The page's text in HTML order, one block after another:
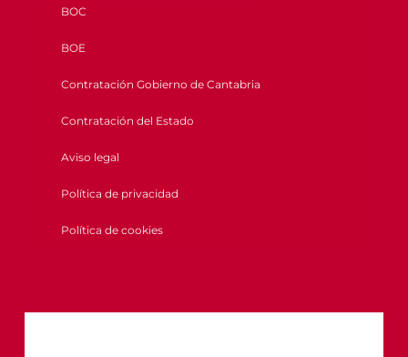
BOC
BOE
Contratación Gobierno de Cantabria
Contratación del Estado
Aviso legal
Política de privacidad
Política de cookies